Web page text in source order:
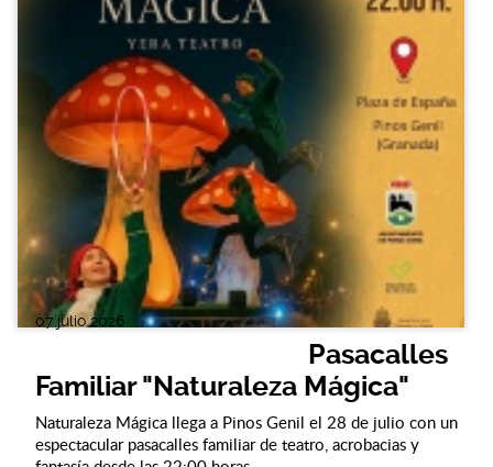
07 julio 2026
Pasacalles
Familiar "Naturaleza Mágica"
Naturaleza Mágica llega a Pinos Genil el 28 de julio con un
espectacular pasacalles familiar de teatro, acrobacias y